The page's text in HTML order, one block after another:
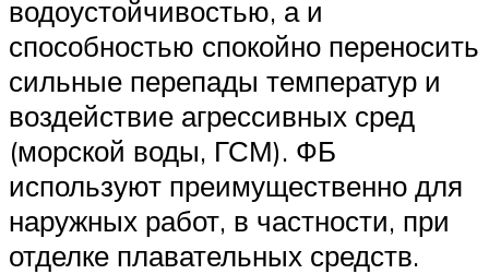
водоустойчивостью, а и
способностью спокойно переносить
сильные перепады температур и
воздействие агрессивных сред
(морской воды, ГСМ). ФБ
используют преимущественно для
наружных работ, в частности, при
отделке плавательных средств.